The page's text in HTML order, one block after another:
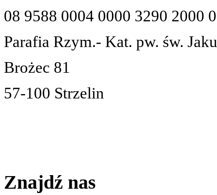
08 9588 0004 0000 3290 2000
Parafia Rzym.- Kat. pw. św.
Brożec 81
57-100 Strzelin
Znajdź nas